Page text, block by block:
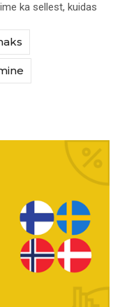
ka sellest, kuidas